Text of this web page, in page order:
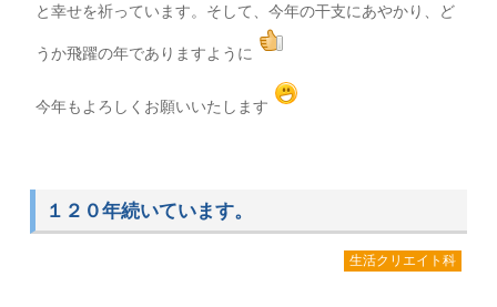
と幸せを祈っています。そして、今年の干支にあやかり、ど
うか飛躍の年でありますように
今年もよろしくお願いいたします
１２０年続いています。
生活クリエイト科